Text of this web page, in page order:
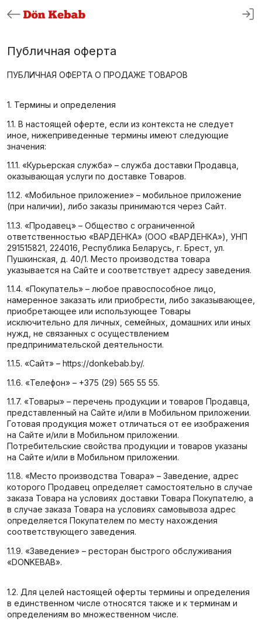
Публичная оферта
ПУБЛИЧНАЯ ОФЕРТА О ПРОДАЖЕ ТОВАРОВ
1. Термины и определения
1.1. В настоящей оферте, если из контекста не следует
иное, нижеприведенные термины имеют следующие
значения:
1.1.1. «Курьерская служба» – служба доставки Продавца,
оказывающая услуги по доставке Товаров.
1.1.2. «Мобильное приложение» – мобильное приложение
(при наличии), либо заказы принимаются через Сайт.
1.1.3. «Продавец» – Общество с ограниченной
ответственностью «ВАРДЕНКА» (ООО «ВАРДЕНКА»), УНП
291515821, 224016, Республика Беларусь, г. Брест, ул.
Пушкинская, д. 40/1. Место производства товара
указывается на Сайте и соответствует адресу заведения.
1.1.4. «Покупатель» – любое правоспособное лицо,
намеренное заказать или приобрести, либо заказывающее,
приобретающее или использующее Товары
исключительно для личных, семейных, домашних или иных
нужд, не связанных с осуществлением
предпринимательской деятельности.
1.1.5. «Сайт» – https://donkebab.by/.
1.1.6. «Телефон» – +375 (29) 565 55 55.
1.1.7. «Товары» – перечень продукции и товаров Продавца,
представленный на Сайте и/или в Мобильном приложении.
Готовая продукция может отличаться от ее изображения
на Сайте и/или в Мобильном приложении.
Потребительские свойства продукции и товаров указаны
на Сайте и/или в Мобильном приложении.
1.1.8. «Место производства Товара» – Заведение, адрес
которого Продавец определяет самостоятельно в случае
заказа Товара на условиях доставки Товара Покупателю, а
в случае заказа Товара на условиях самовывоза адрес
определяется Покупателем по месту нахождения
соответствующего заведения.
1.1.9. «Заведение» – ресторан быстрого обслуживания
«DONKEBAB».
1.2. Для целей настоящей оферты термины и определения
в единственном числе относятся также и к терминам и
определениям во множественном числе.